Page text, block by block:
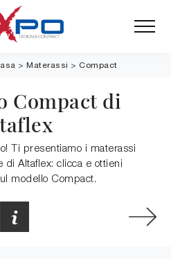
>Materassi > Compact
Compact di
Ti presentiamo i materassi
di Altaflex: clicca e ottieni
modello Compact.